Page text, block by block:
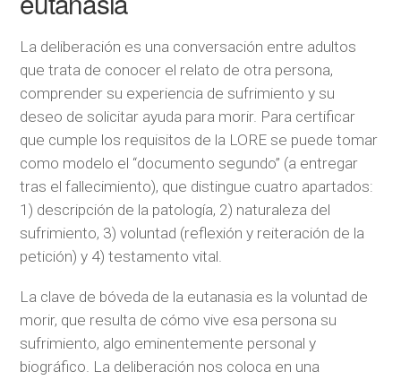
La deliberación es una conversación entre adultos
que trata de conocer el relato de otra persona,
comprender su experiencia de sufrimiento y su
deseo de solicitar ayuda para morir. Para certificar
que cumple los requisitos de la LORE se puede tomar
como modelo el “documento segundo” (a entregar
tras el fallecimiento), que distingue cuatro apartados:
1) descripción de la patología, 2) naturaleza del
sufrimiento, 3) voluntad (reflexión y reiteración de la
petición) y 4) testamento vital.
La clave de bóveda de la eutanasia es la voluntad de
morir, que resulta de cómo vive esa persona su
sufrimiento, algo eminentemente personal y
biográfico. La deliberación nos coloca en una